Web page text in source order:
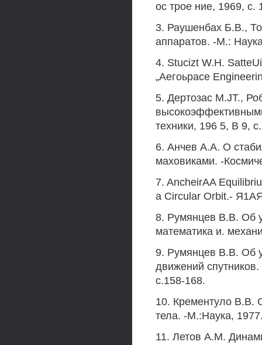
ос трое ние, 1969, с.
3. Раушенбах Б.В.,
аппаратов. -М.:
4. Stucizt W.H.
„Аегоьрасе
5. Дертозас M.JT.,
техники, 196 5, В 9,
6. Анчев А.А. О
маховиками. -
7. AncheirAA
a Circular Orbit.-
8. Румянцев B.B. Об
математика и.
9. Румянцев В.В. Об
движений
с.158-168.
10. Крементуло В.В.
тела. -М.:Наука,
11. Летов A.M.